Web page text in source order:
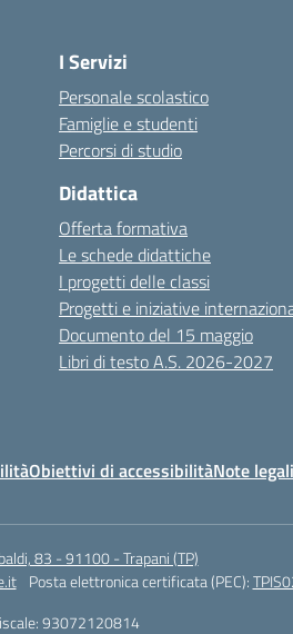
I Servizi
Personale scolastico
Famiglie e studenti
Percorsi di studio
Didattica
Offerta formativa
Le schede didattiche
I progetti delle classi
Progetti e iniziative
Documento del 15 maggio
Libri di testo A.S. 2026-2027
Obiettivi di accessibilitàNote legali
83 - 91100 - Trapani (TP)
Posta elettronica certificata (PEC):
93072120814